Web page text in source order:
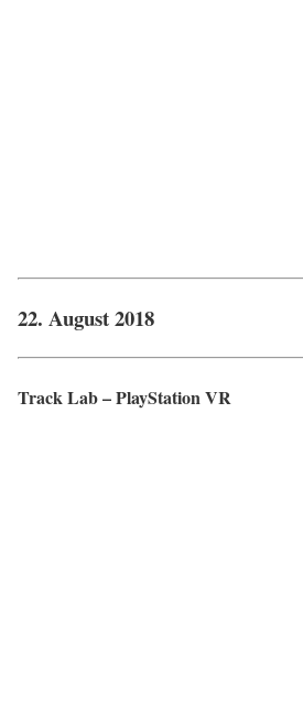
22. August 2018
Track Lab – PlayStation VR